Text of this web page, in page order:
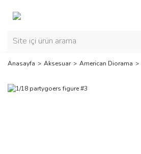
Anasayfa Aksesuar American Diorama